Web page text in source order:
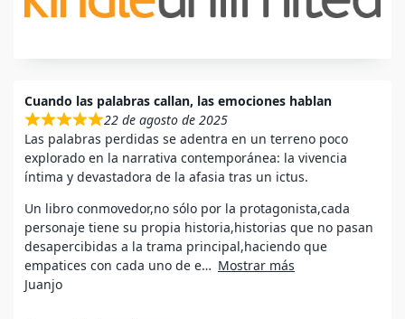
Cuando las palabras callan, las emociones hablan
22 de agosto de 2025
Las palabras perdidas se adentra en un terreno poco
explorado en la narrativa contemporánea: la vivencia
íntima y devastadora de la afasia tras un ictus.
Un libro conmovedor,no sólo por la protagonista,cada
personaje tiene su propia historia,historias que no pasan
desapercibidas a la trama principal,haciendo que
empatices con cada uno de e
Mostrar más
Juanjo